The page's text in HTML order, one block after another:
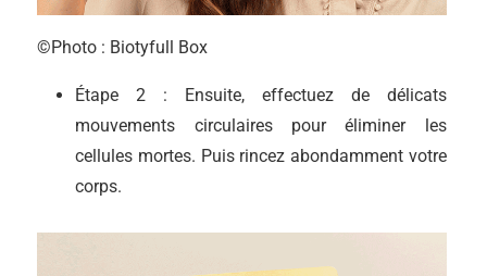
©Photo : Biotyfull Box
Étape 2 : Ensuite, effectuez de délicats
mouvements circulaires pour éliminer les
cellules mortes. Puis rincez abondamment votre
corps.